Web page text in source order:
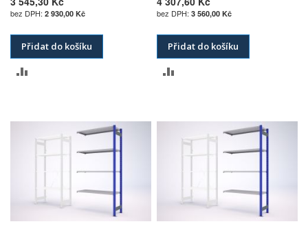
2 930,00 Kč
Přidat do košíku
POROVNÁNÍ
3 560,00 Kč
Přidat do košíku
POROVNÁNÍ